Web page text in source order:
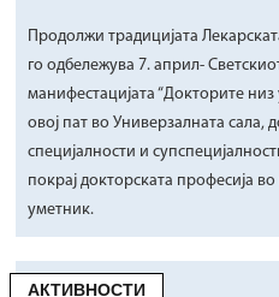
Продолжи традицијата
го одбележува 7. април-
манифестацијата “Докторите
овој пат во Универзалната сала,
специјалности и
покрај докторската професија
уметник.
АКТИВНОСТИ